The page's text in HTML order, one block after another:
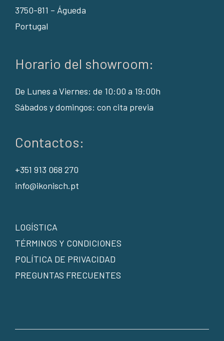
3750-811 – Águeda
Portugal
Horario del showroom:
De Lunes a Viernes: de 10:00 a 19:00h
Sábados y domingos: con cita previa
Contactos:
+351 913 068 270
info@ikonisch.pt
LOGÍSTICA
TÉRMINOS Y CONDICIONES
POLÍTICA DE PRIVACIDAD
PREGUNTAS FRECUENTES